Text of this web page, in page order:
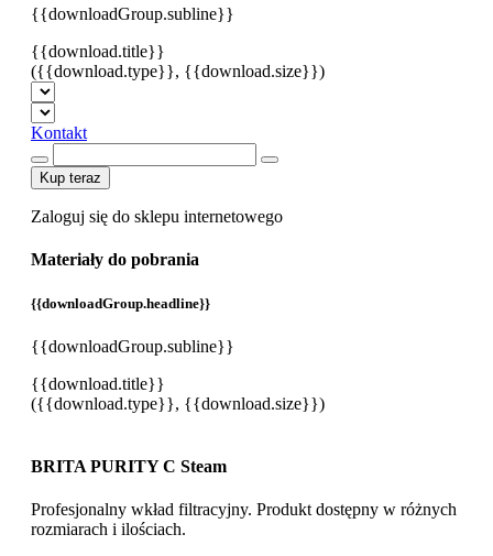
{{downloadGroup.subline}}
{{download.title}}
({{download.type}}, {{download.size}})
Kontakt
Kup teraz
Zaloguj się do sklepu internetowego
Materiały do pobrania
{{downloadGroup.headline}}
{{downloadGroup.subline}}
{{download.title}}
({{download.type}}, {{download.size}})
BRITA PURITY C Steam
Profesjonalny wkład filtracyjny. Produkt dostępny w różnych
rozmiarach i ilościach.